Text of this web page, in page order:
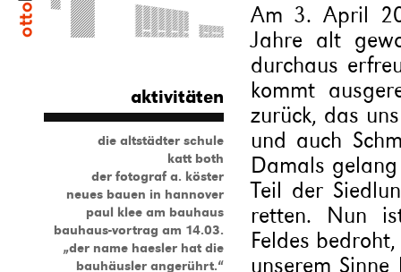
aktivitäten
die altstädter schule
katt both
der fotograf a. köster
neues bauen in hannover
paul klee am bauhaus
bauhaus-vortrag am 14.03.
„der name haesler hat die
bauhäusler angerührt.“
Am 3. April
Jahre alt
durchaus
kommt
zurück, das
und auch
Damals
Teil der
retten. Nun
Feldes
unserem